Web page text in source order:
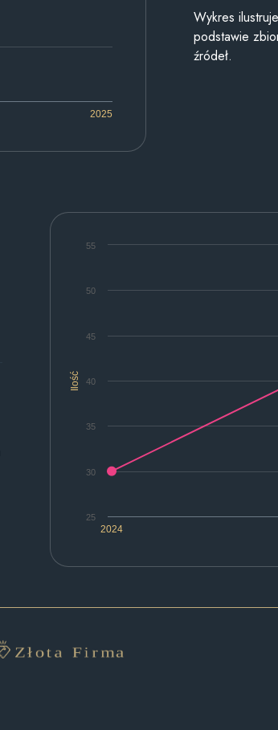
2025
Wykres
podstawie
źródeł.
Ilość
2024
25
30
35
40
45
50
55